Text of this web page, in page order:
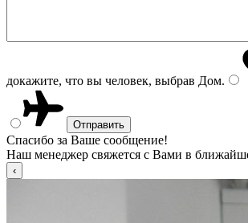
докажите, что вы человек, выбрав Дом.
Спасибо за Ваше сообщение!
Наш менеджер свяжется с Вами в